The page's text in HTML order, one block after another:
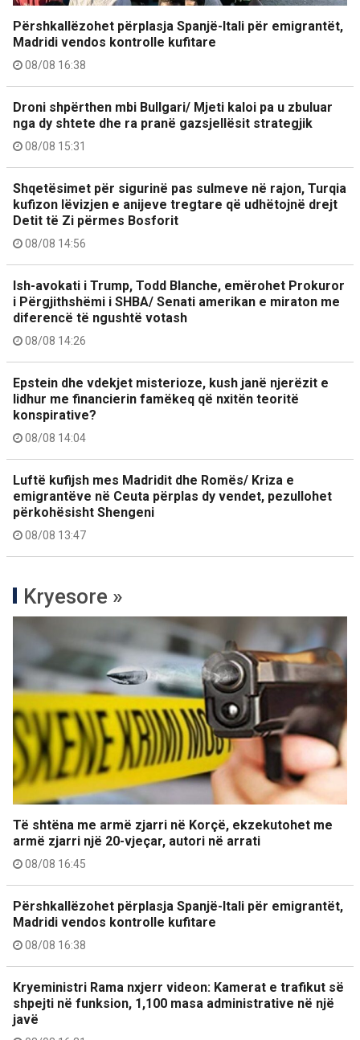
Përshkallëzohet përplasja Spanjë-Itali për emigrantët,
Madridi vendos kontrolle kufitare
08/08 16:38
Droni shpërthen mbi Bullgari/ Mjeti kaloi pa u zbuluar
nga dy shtete dhe ra pranë gazsjellësit strategjik
08/08 15:31
Shqetësimet për sigurinë pas sulmeve në rajon, Turqia
kufizon lëvizjen e anijeve tregtare që udhëtojnë drejt
Detit të Zi përmes Bosforit
08/08 14:56
Ish-avokati i Trump, Todd Blanche, emërohet Prokuror
i Përgjithshëmi i SHBA/ Senati amerikan e miraton me
diferencë të ngushtë votash
08/08 14:26
Epstein dhe vdekjet misterioze, kush janë njerëzit e
lidhur me financierin famëkeq që nxitën teoritë
konspirative?
08/08 14:04
Luftë kufijsh mes Madridit dhe Romës/ Kriza e
emigrantëve në Ceuta përplas dy vendet, pezullohet
përkohësisht Shengeni
08/08 13:47
Kryesore »
Të shtëna me armë zjarri në Korçë, ekzekutohet me
armë zjarri një 20-vjeçar, autori në arrati
08/08 16:45
Përshkallëzohet përplasja Spanjë-Itali për emigrantët,
Madridi vendos kontrolle kufitare
08/08 16:38
Kryeministri Rama nxjerr videon: Kamerat e trafikut së
shpejti në funksion, 1,100 masa administrative në një
javë